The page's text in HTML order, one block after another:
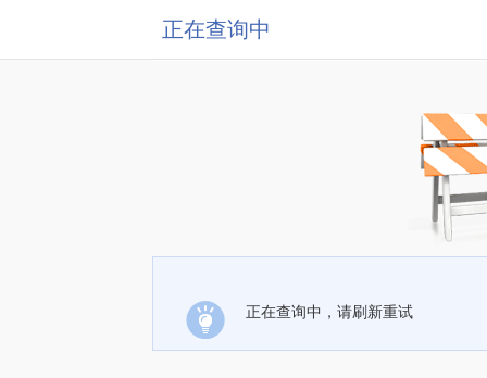
正在查询中
正在查询中，请刷新重试